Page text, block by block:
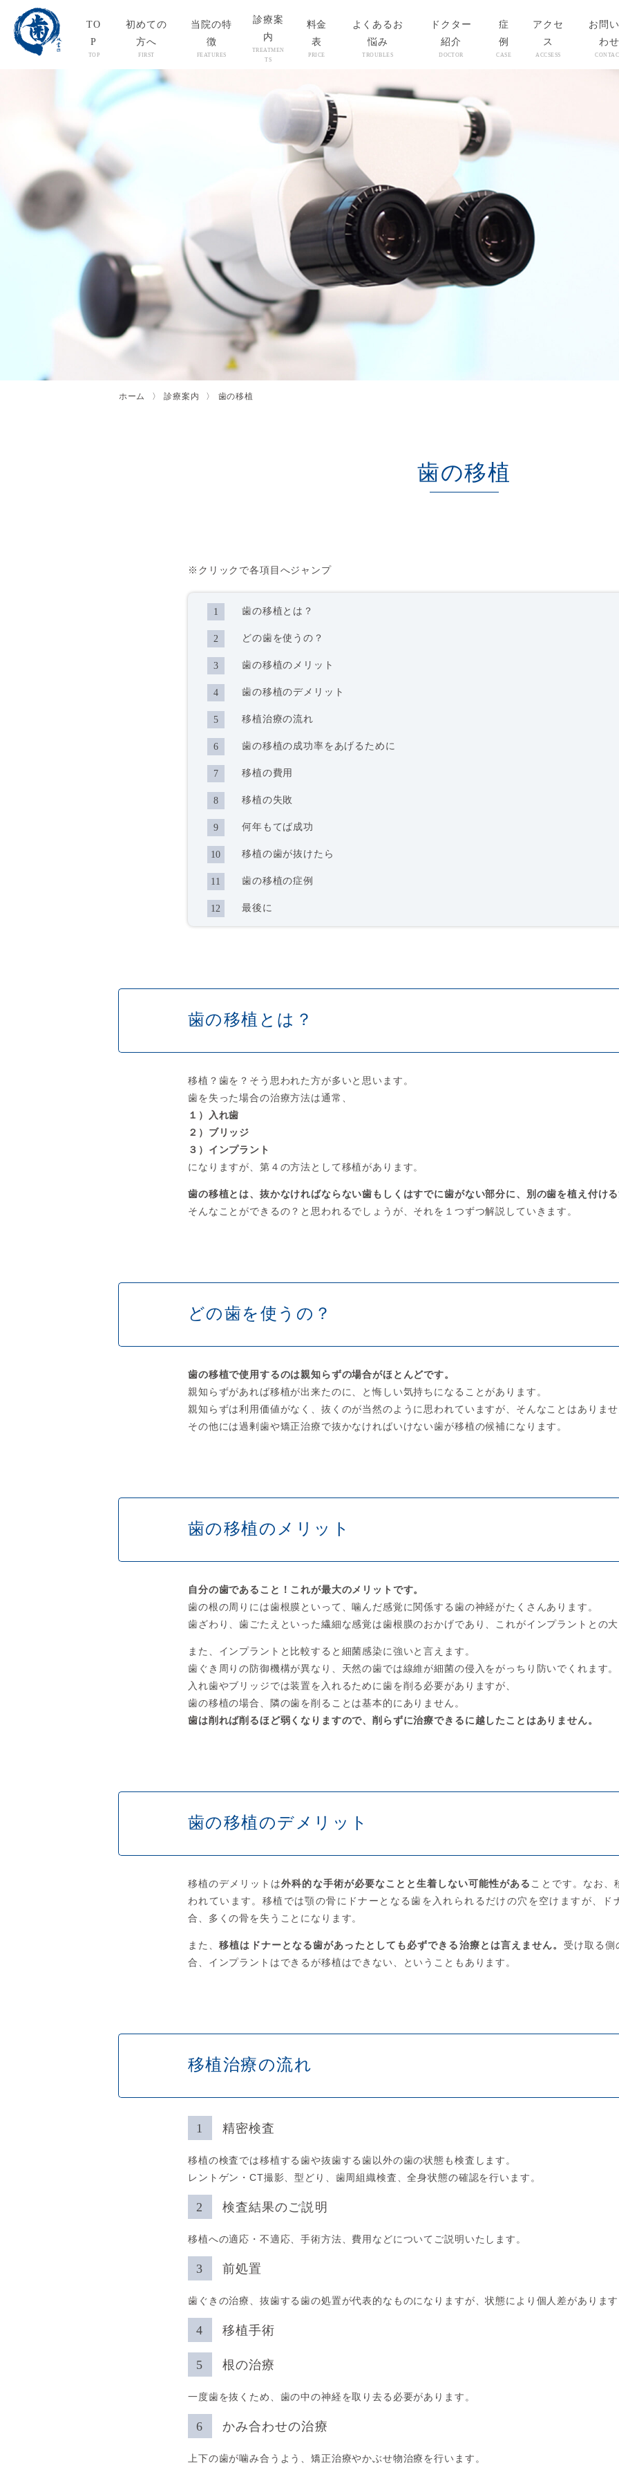
TO
P
TOP
初めての
方へ
FIRST
当院の特
徴
FEATURES
診療案
内
TREATMEN
TS
料金
表
PRICE
よくあるお
悩み
TROUBLES
ドクター
紹介
DOCTOR
症
例
CASE
アクセ
ス
ACCSESS
お問
わせ
ホーム 診療案内 歯の移植
歯の移植
※クリックで各項目へジャンプ
歯の移植とは？
どの歯を使うの？
歯の移植のメリット
歯の移植のデメリット
移植治療の流れ
歯の移植の成功率をあげるために
移植の費用
移植の失敗
何年もてば成功
移植の歯が抜けたら
歯の移植の症例
最後に
歯の移植とは？
移植？歯を？そう思われた方が多いと思います。
歯を失った場合の治療方法は通常、
１）入れ歯
２）ブリッジ
３）インプラント
になりますが、第４の方法として移植があります。
歯の移植とは、抜かなければならない歯もしくはすでに歯がない部分に、別の歯を植え付け
そんなことができるの？と思われるでしょうが、それを１つずつ解説していきます。
どの歯を使うの？
歯の移植で使用するのは親知らずの場合がほとんどです。
親知らずがあれば移植が出来たのに、と悔しい気持ちになることがあります。
親知らずは利用価値がなく、抜くのが当然のように思われていますが、そんなことはありま
その他には過剰歯や矯正治療で抜かなければいけない歯が移植の候補になります。
歯の移植のメリット
自分の歯であること！これが最大のメリットです。
歯の根の周りには歯根膜といって、噛んだ感覚に関係する歯の神経がたくさんあります。
歯ざわり、歯ごたえといった繊細な感覚は歯根膜のおかげであり、これがインプラントとの
また、インプラントと比較すると細菌感染に強いと言えます。
歯ぐき周りの防御機構が異なり、天然の歯では線維が細菌の侵入をがっちり防いでくれます。
入れ歯やブリッジでは装置を入れるために歯を削る必要がありますが、
歯の移植の場合、隣の歯を削ることは基本的にありません。
歯は削れば削るほど弱くなりますので、削らずに治療できるに越したことはありません。
歯の移植のデメリット
移植のデメリットは外科的な手術が必要なことと生着しない可能性がある ことです。なお、
われています。移植では顎の骨にドナーとなる歯を入れられるだけの穴を空けますが、ド
合、多くの骨を失うことになります。
また、移植はドナーとなる歯があったとしても必ずできる治療とは言えません。 受け取る側
合、インプラントはできるが移植はできない、ということもあります。
移植治療の流れ
精密検査
移植の検査では移植する歯や抜歯する歯以外の歯の状態も検査します。
レントゲン・CT撮影、型どり、歯周組織検査、全身状態の確認を行います。
検査結果のご説明
移植への適応・不適応、手術方法、費用などについてご説明いたします。
前処置
歯ぐきの治療、抜歯する歯の処置が代表的なものになりますが、状態により個人差がありま
移植手術
根の治療
一度歯を抜くため、歯の中の神経を取り去る必要があります。
かみ合わせの治療
上下の歯が噛み合うよう、矯正治療やかぶせ物治療を行います。